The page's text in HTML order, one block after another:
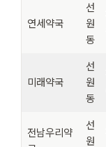
연세약국
선
원
동
미래약국
선
원
동
전남우리약
선
원